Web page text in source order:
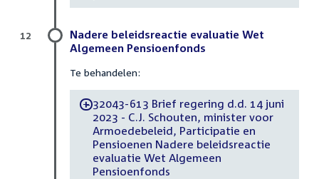
Nadere beleidsreactie evaluatie Wet
Algemeen Pensioenfonds
Te behandelen:
-32043-613 Brief regering d.d. 14 juni
2023 - C.J. Schouten, minister voor
Armoedebeleid, Participatie en
Pensioenen Nadere beleidsreactie
evaluatie Wet Algemeen
Pensioenfonds
12